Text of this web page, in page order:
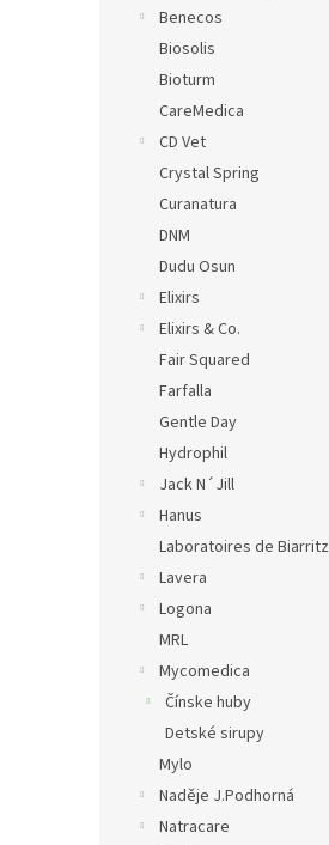
Benecos
Biosolis
Bioturm
CareMedica
CD Vet
Crystal Spring
Curanatura
DNM
Dudu Osun
Elixirs
Elixirs & Co.
Fair Squared
Farfalla
Gentle Day
Hydrophil
Jack N´Jill
Hanus
Laboratoires de Biarritz
Lavera
Logona
MRL
Mycomedica
Čínske huby
Detské sirupy
Mylo
Naděje J.Podhorná
Natracare